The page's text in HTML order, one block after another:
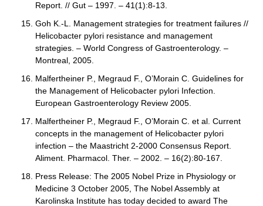
Report. // Gut – 1997. – 41(1):8-13.
Goh K.-L. Management strategies for treatment failures //
Helicobacter pylori resistance and management
strategies. – World Congress of Gastroenterology. –
Montreal, 2005.
Malfertheiner P., Megraud F., O’Morain C. Guidelines for
the Management of Helicobacter pylori Infection.
European Gastroenterology Review 2005.
Malfertheiner P., Megraud F., O’Morain C. et al. Current
concepts in the management of Helicobacter pylori
infection – the Maastricht 2-2000 Consensus Report.
Aliment. Pharmacol. Ther. – 2002. – 16(2):80-167.
Press Release: The 2005 Nobel Prize in Physiology or
Medicine 3 October 2005, The Nobel Assembly at
Karolinska Institute has today decided to award The